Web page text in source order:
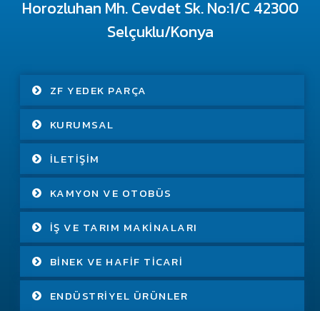
Horozluhan Mh. Cevdet Sk. No:1/C 42300
Selçuklu/Konya
ZF YEDEK PARÇA
KURUMSAL
İLETIŞIM
KAMYON VE OTOBÜS
İŞ VE TARIM MAKINALARI
BINEK VE HAFIF TICARI
ENDÜSTRIYEL ÜRÜNLER